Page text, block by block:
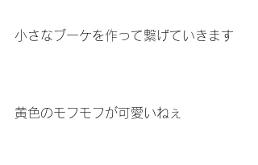
小さなブーケを作って繋げていきます
黄色のモフモフが可愛いねぇ